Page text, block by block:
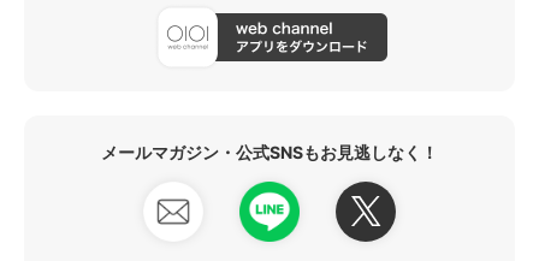
メールマガジン・公式SNSもお見逃しなく！